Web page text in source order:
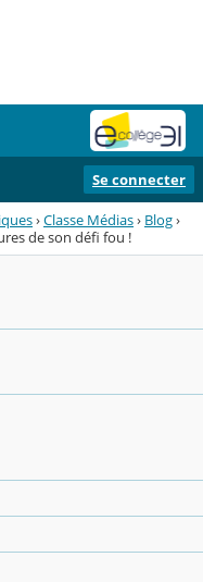
Se connecter
›Classe Médias› Blog›
de son défi fou !